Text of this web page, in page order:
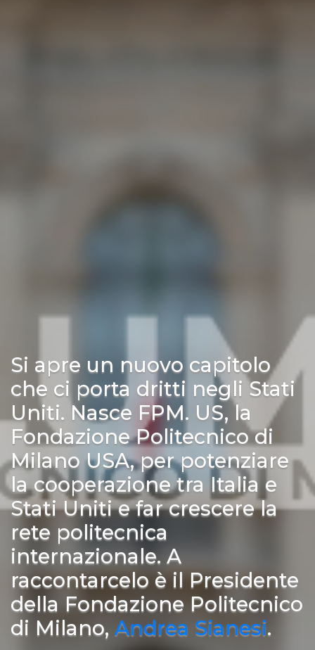
Si apre un nuovo capitolo
che ci porta dritti negli Stati
Uniti. Nasce FPM. US, la
Fondazione Politecnico di
Milano USA, per potenziare
la cooperazione tra Italia e
Stati Uniti e far crescere la
rete politecnica
internazionale. A
raccontarcelo è il Presidente
della Fondazione Politecnico
di Milano, Andrea Sianesi.